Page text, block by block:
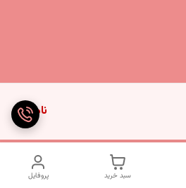
ناموجود
پروفایل سبد خرید